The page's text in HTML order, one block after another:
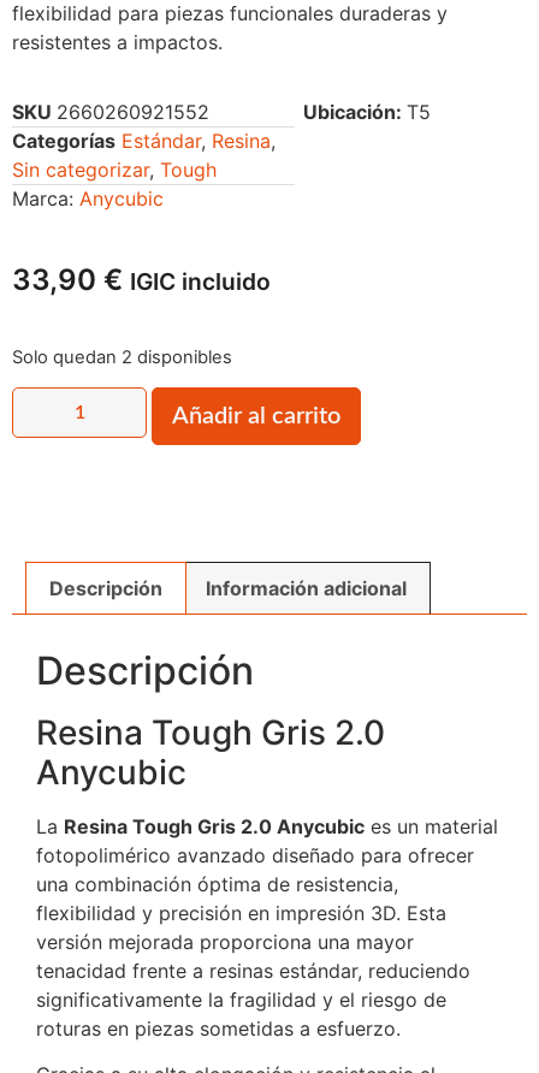
flexibilidad para piezas funcionales duraderas y
resistentes a impactos.
SKU 2660260921552
Categorías Estándar, Resina,
Sin categorizar, Tough
Marca: Anycubic
Ubicación:T5
33,90 € IGIC incluido
Solo quedan 2 disponibles
Añadir al carrito
Descripción Información adicional
Descripción
Resina Tough Gris 2.0
Anycubic
La Resina Tough Gris 2.0 Anycubic es un material
fotopolimérico avanzado diseñado para ofrecer
una combinación óptima de resistencia,
flexibilidad y precisión en impresión 3D. Esta
versión mejorada proporciona una mayor
tenacidad frente a resinas estándar, reduciendo
significativamente la fragilidad y el riesgo de
roturas en piezas sometidas a esfuerzo.